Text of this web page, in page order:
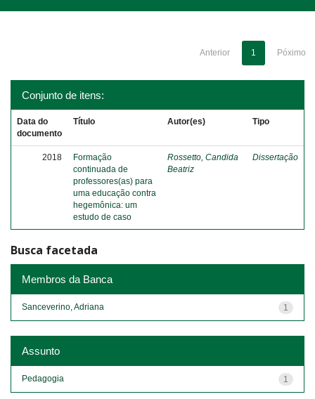
Anterior 1 Póximo
Conjunto de itens:
Data do
documento
Título Autor(es) Tipo
2018
Formação
continuada de
professores(as) para
uma educação contra
hegemônica: um
estudo de caso
Rossetto, Candida
Beatriz
Dissertação
Busca facetada
Membros da Banca
1
Sanceverino, Adriana
Assunto
1
Pedagogia